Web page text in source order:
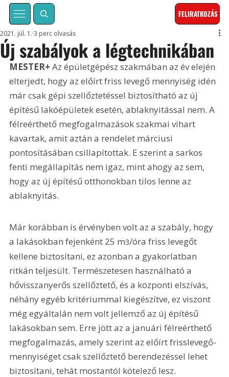
FELIRATKOZÁS
Új szabályok a légtechnikában
2021. júl. 1. 3 perc olvasás
MESTER+ Az épületgépész szakmában az év elején
elterjedt, hogy az előírt friss levegő mennyiség idén
már csak gépi szellőztetéssel biztosítható az új
építésű lakóépületek esetén, ablaknyitással nem. A
félreérthető megfogalmazások szakmai vihart
kavartak, amit aztán a rendelet márciusi
pontosításában csillapítottak. E szerint a sarkos
fenti megállapítás nem igaz, mint ahogy az sem,
hogy az új építésű otthonokban tilos lenne az
ablaknyitás.
Már korábban is érvényben volt az a szabály, hogy
a lakásokban fejenként 25 m3/óra friss levegőt
kellene biztosítani, ez azonban a gyakorlatban
ritkán teljesült. Természetesen használható a
hővisszanyerős szellőztető, és a központi elszívás,
néhány egyéb kritériummal kiegészítve, ez viszont
még egyáltalán nem volt jellemző az új építésű
lakásokban sem. Erre jött az a januári félreérthető
megfogalmazás, amely szerint az előírt frisslevegő-
mennyiséget csak szellőztető berendezéssel lehet
biztosítani, tehát mostantól kötelező lesz.